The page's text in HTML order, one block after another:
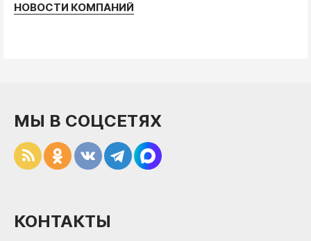
НОВОСТИ КОМПАНИЙ
МЫ В СОЦСЕТЯХ
КОНТАКТЫ